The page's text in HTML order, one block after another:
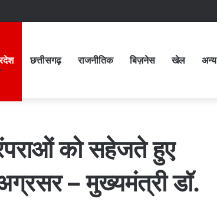
छत्तीसगढ़ राजनीतिक बिज़नेस खेल अन्य
को सहेजते हुए
– मुख्यमंत्री डॉ.